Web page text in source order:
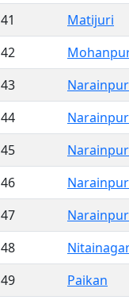
41
Matijuri
42
43
44
45
46
47
48
49
Paikan